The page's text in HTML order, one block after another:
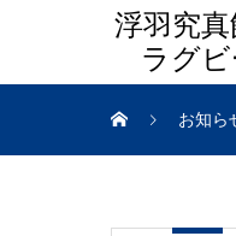
浮羽究
ラグ
お知ら